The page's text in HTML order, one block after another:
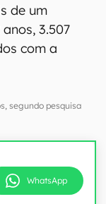
de um
3.507
com a
segundo pesquisa
WhatsApp